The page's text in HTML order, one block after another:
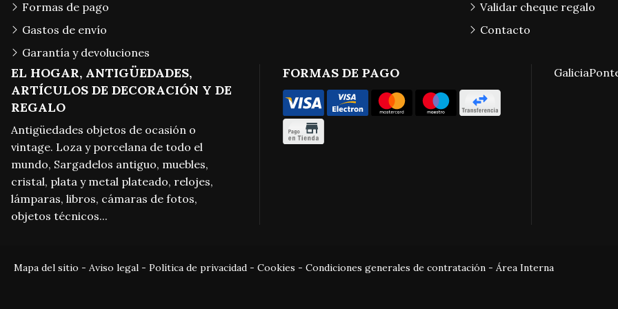
EL HOGAR, ANTIGÜEDADES,
ARTÍCULOS DE DECORACIÓN Y DE
REGALO
Antigüedades objetos de ocasión o
vintage. Loza y porcelana de todo el
mundo, Sargadelos antiguo, muebles,
cristal, plata y metal plateado, relojes,
lámparas, libros, cámaras de fotos,
objetos técnicos...
FORMAS DE PAGO
Formas de pago
Gastos de envío
Garantía y devoluciones
Validar cheque regalo
Contacto
Galicia
Mapa del sitio - Aviso legal - Política de privacidad - Cookies - Condiciones generales de contratación - Área Interna